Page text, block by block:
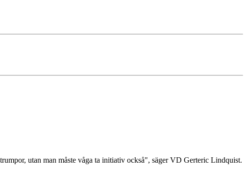
utan man måste våga ta initiativ också", säger VD Gerteric Lindquist.